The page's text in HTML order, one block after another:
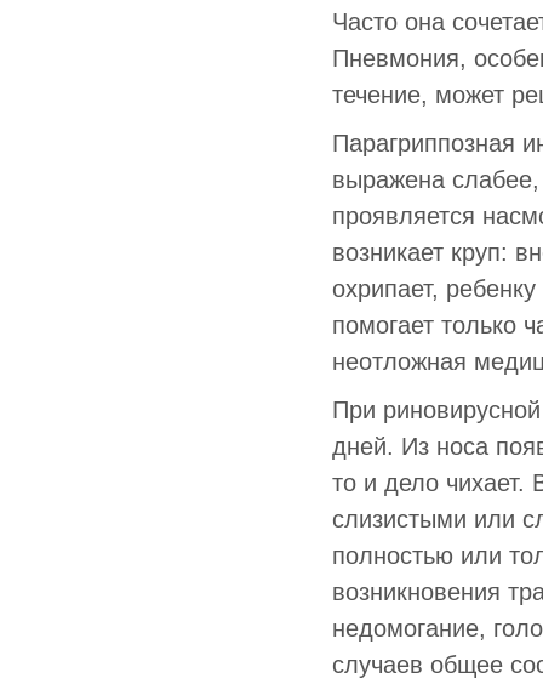
Часто она
Пневмония,
течение, может
Парагриппозная
выражена слабее,
проявляется
возникает круп:
охрипает,
помогает только
неотложная
При
дней. Из носа
то и дело
слизистыми или
полностью или
возникновения
недомогание,
случаев общее